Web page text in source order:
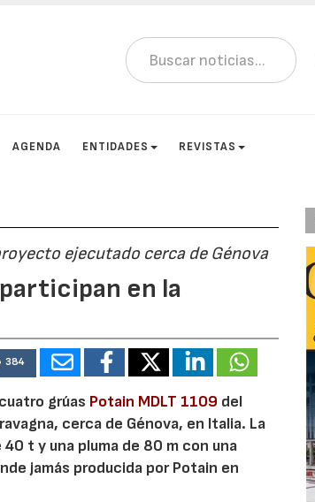
AGENDA ENTIDADES REVISTAS
ejecutado cerca de Génova
en la
384
grúas Potain MDLT 1109 del
cerca de Génova, en Italia. La
t y una pluma de 80 m con una
jamás producida por Potain en